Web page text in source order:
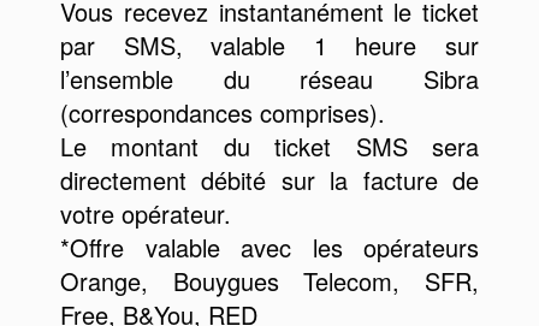
Vous recevez instantanément le ticket
par SMS, valable 1 heure sur
l’ensemble du réseau Sibra
(correspondances comprises).
Le montant du ticket SMS sera
directement débité sur la facture de
votre opérateur.
*Offre valable avec les opérateurs
Orange, Bouygues Telecom, SFR,
Free, B&You, RED